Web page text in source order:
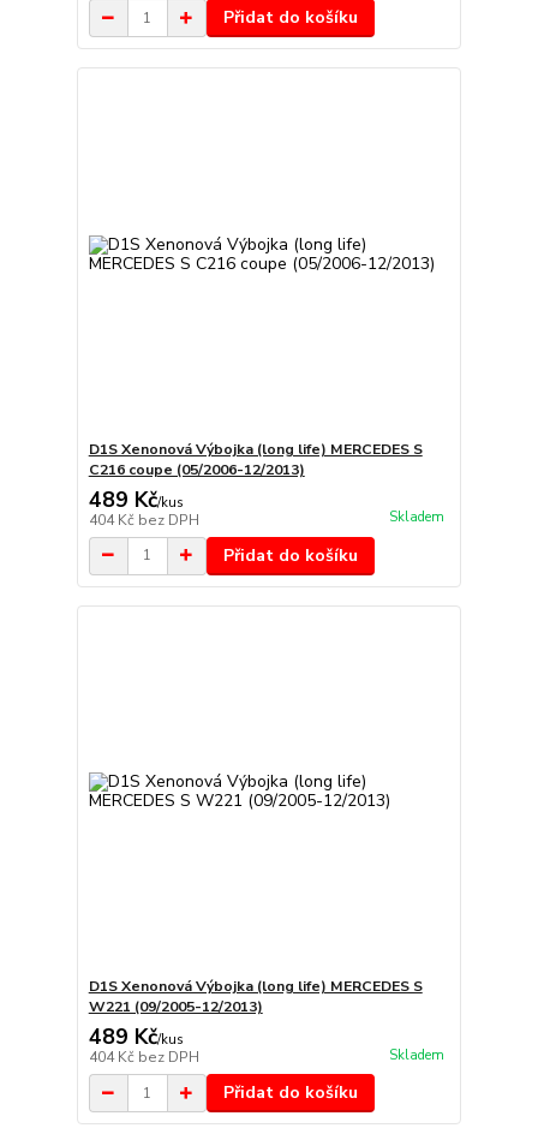
Přidat do košíku
D1S Xenonová Výbojka (long life) MERCEDES S
C216 coupe (05/2006-12/2013)
489 Kč/kus
404 Kč bez DPH Skladem
Přidat do košíku
D1S Xenonová Výbojka (long life) MERCEDES S
W221 (09/2005-12/2013)
489 Kč/kus
404 Kč bez DPH Skladem
Přidat do košíku